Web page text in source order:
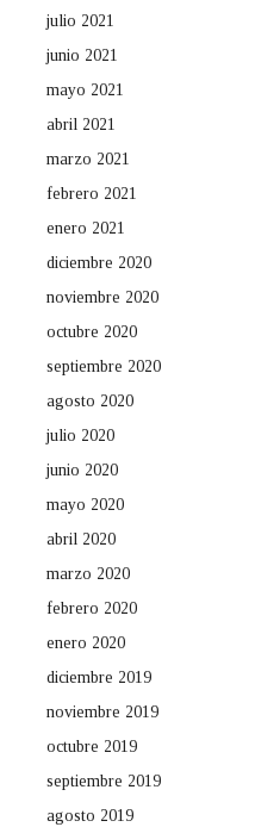
julio 2021
junio 2021
mayo 2021
abril 2021
marzo 2021
febrero 2021
enero 2021
diciembre 2020
noviembre 2020
octubre 2020
septiembre 2020
agosto 2020
julio 2020
junio 2020
mayo 2020
abril 2020
marzo 2020
febrero 2020
enero 2020
diciembre 2019
noviembre 2019
octubre 2019
septiembre 2019
agosto 2019